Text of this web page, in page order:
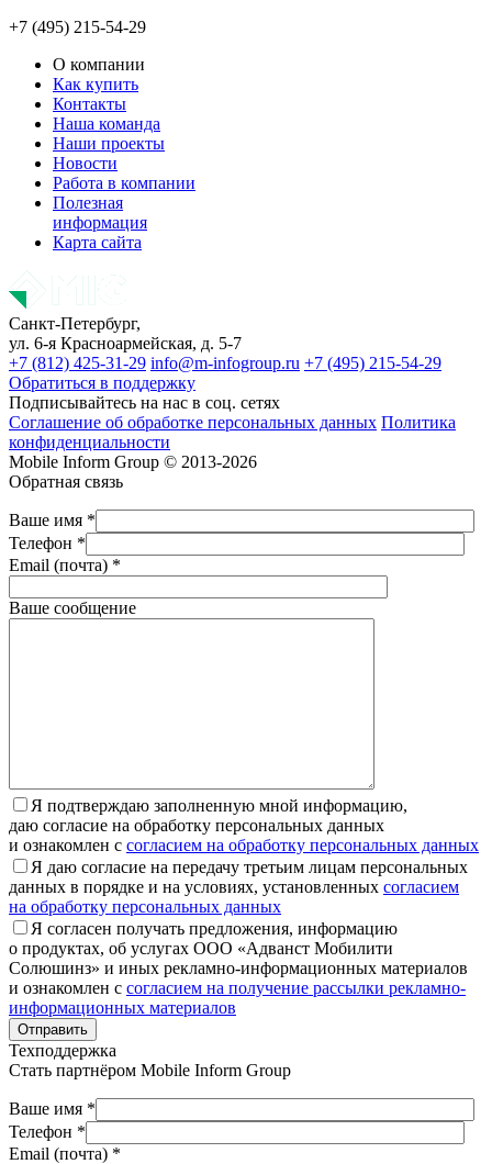
+7 (495) 215-54-29
О компании
Как купить
Контакты
Наша команда
Наши проекты
Новости
Работа в компании
Полезная
информация
Карта сайта
Санкт-Петербург,
ул. 6-я Красноармейская, д. 5-7
+7 (812) 425-31-29 info@m-infogroup.ru +7 (495) 215-54-29
Обратиться в поддержку
Подписывайтесь на нас в соц. сетях
Соглашение об обработке персональных данных Политика
конфиденциальности
Mobile Inform Group © 2013-2026
Обратная связь
Ваше имя *
Телефон *
Email (почта) *
Ваше сообщение
Я подтверждаю заполненную мной информацию,
даю согласие на обработку персональных данных
и ознакомлен с согласием на обработку персональных данных
Я даю согласие на передачу третьим лицам персональных
данных в порядке и на условиях, установленных согласием
на обработку персональных данных
Я согласен получать предложения, информацию
о продуктах, об услугах ООО «Адванст Мобилити
Солюшинз» и иных рекламно-информационных материалов
и ознакомлен с согласием на получение рассылки рекламно-
информационных материалов
Отправить
Техподдержка
Стать партнёром Mobile Inform Group
Ваше имя *
Телефон *
Email (почта) *